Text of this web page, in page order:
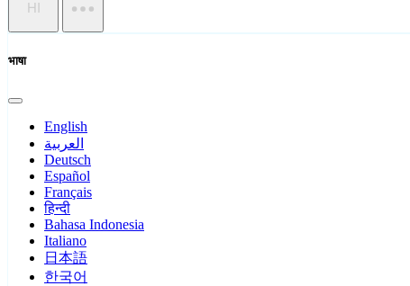
HI
भाषा
English
العربية
Deutsch
Español
Français
हिन्दी
Bahasa Indonesia
Italiano
日本語
한국어